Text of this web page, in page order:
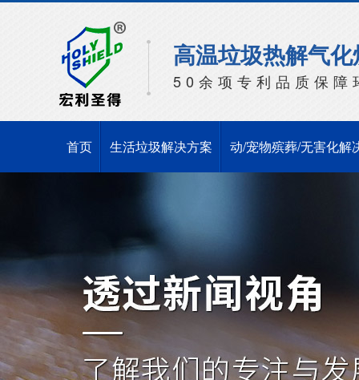
高温垃圾热解气
50余项专利品质保障
首页 生活垃圾解决方案 动/宠物殡葬/无害化解